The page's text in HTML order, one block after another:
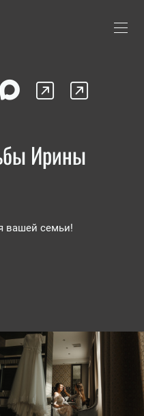
Ирины
вашей семьи!